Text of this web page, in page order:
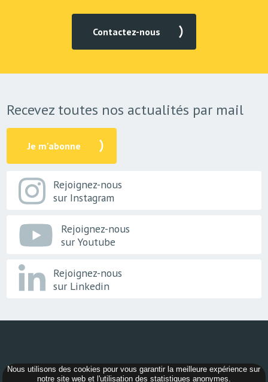
Contactez-nous
Recevez toutes nos actualités par mail
Je m'abonne
Rejoignez-nous
sur Instagram
Rejoignez-nous
sur Youtube
Rejoignez-nous
sur Linkedin
© 2026 - AER Bourgogne-Franche-Comté
Nous utilisons des cookies pour vous garantir la meilleure expérience sur
notre site web et l'utilisation des statistiques anonymes.